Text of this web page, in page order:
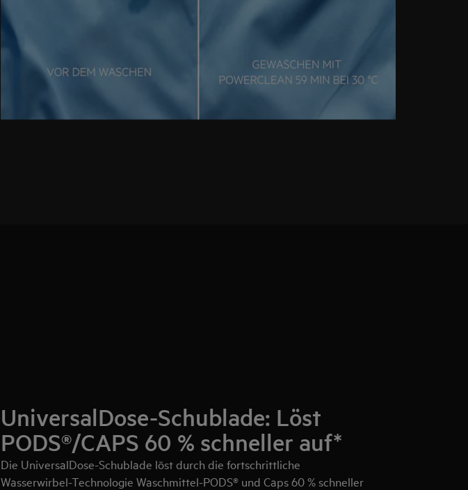
UniversalDose-Schublade: Löst
PODS®/CAPS 60 % schneller auf*
Die UniversalDose-Schublade löst durch die fortschrittliche
Wasserwirbel-Technologie Waschmittel-PODS® und Caps 60 % schneller